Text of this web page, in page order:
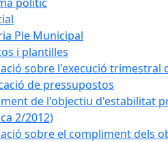
Ple Municipal
i plantilles
sobre l'execució trimestral
de pressupostos
de l'objectiu d'estabilitat
2/2012)
sobre el compliment dels